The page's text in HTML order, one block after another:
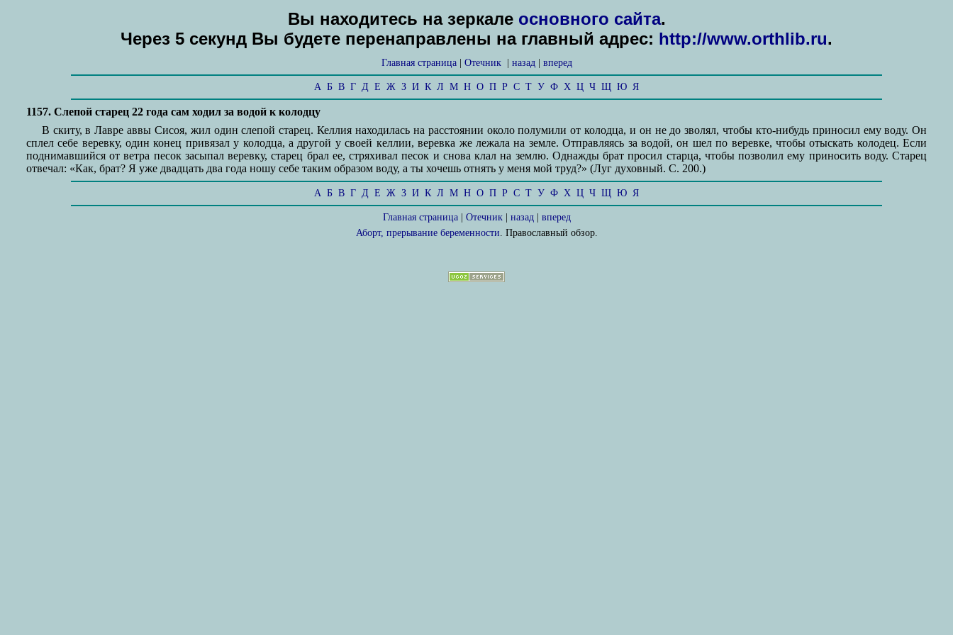
Вы находитесь на зеркале основного сайта.
Через 5 секунд Вы будете перенаправлены на главный адрес: http://www.orthlib.ru.
Главная страница| Отечник| назад| вперед
А Б В Г Д Е Ж З И К Л М Н О П Р С Т У Ф Х Ц Ч Щ Ю Я
1157. Слепой старец 22 года сам ходил за водой к колодцу
В скиту, в Лавре аввы Сисоя, жил один слепой старец. Келлия находилась на расстоянии около полумили от колодца, и он не до зволял, чтобы кто-нибудь приносил ему воду. Он
сплел себе веревку, один конец привязал у колодца, а другой у своей келлии, веревка же лежала на земле. Отправляясь за водой, он шел по веревке, чтобы отыскать колодец. Если
поднимавшийся от ветра песок засыпал веревку, старец брал ее, стряхивал песок и снова клал на землю. Однажды брат просил старца, чтобы позволил ему приносить воду. Старец
отвечал: «Как, брат? Я уже двадцать два года ношу себе таким образом воду, а ты хочешь отнять у меня мой труд?» (Луг духовный. С. 200.)
А Б В Г Д Е Ж З И К Л М Н О П Р С Т У Ф Х Ц Ч Щ Ю Я
Главная страница| Отечник| назад| вперед
Аборт, прерывание беременности . Православный обзор.